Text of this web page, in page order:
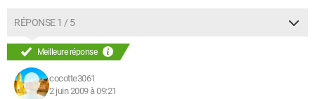
RÉPONSE 1 / 5
Meilleure réponse
cocotte3061
2 juin 2009 à 09:21